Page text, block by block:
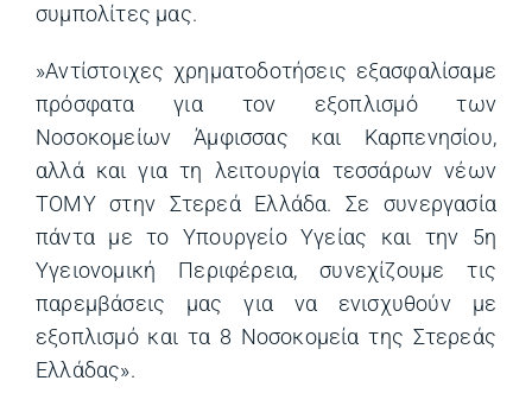
συμπολίτες μας.
»Αντίστοιχες χρηματοδοτήσεις εξασφαλίσαμε
πρόσφατα για τον εξοπλισμό των
Νοσοκομείων Άμφισσας και Καρπενησίου,
αλλά και για τη λειτουργία τεσσάρων νέων
ΤΟΜΥ στην Στερεά Ελλάδα. Σε συνεργασία
πάντα με το Υπουργείο Υγείας και την 5η
Υγειονομική Περιφέρεια, συνεχίζουμε τις
παρεμβάσεις μας για να ενισχυθούν με
εξοπλισμό και τα 8 Νοσοκομεία της Στερεάς
Ελλάδας».